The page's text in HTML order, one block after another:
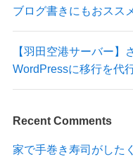
ブログ書きにもおスス
【羽田空港サーバー
WordPressに移行を代
Recent Comments
家で手巻き寿司がした